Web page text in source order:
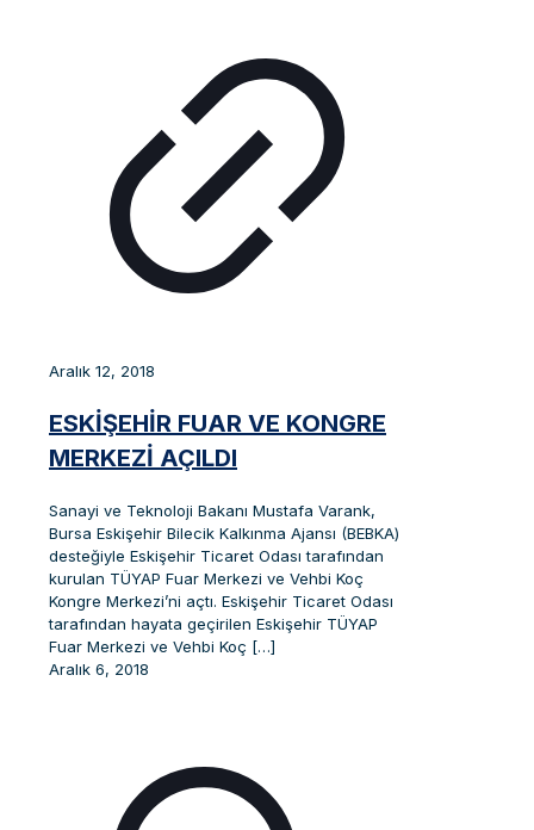
Aralık 12, 2018
ESKİŞEHİR FUAR VE KONGRE
MERKEZİ AÇILDI
Sanayi ve Teknoloji Bakanı Mustafa Varank,
Bursa Eskişehir Bilecik Kalkınma Ajansı (BEBKA)
desteğiyle Eskişehir Ticaret Odası tarafından
kurulan TÜYAP Fuar Merkezi ve Vehbi Koç
Kongre Merkezi’ni açtı. Eskişehir Ticaret Odası
tarafından hayata geçirilen Eskişehir TÜYAP
Fuar Merkezi ve Vehbi Koç […]
Aralık 6, 2018